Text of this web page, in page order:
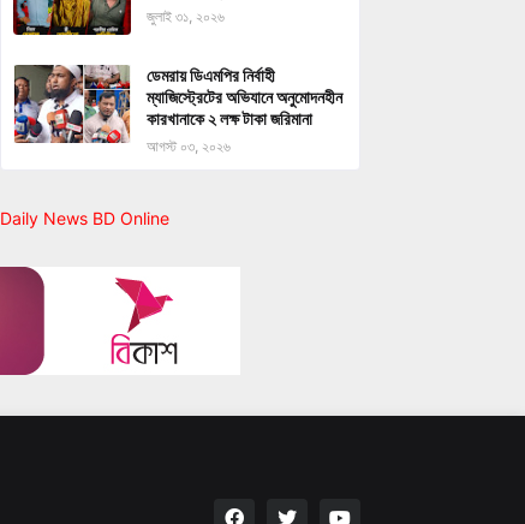
জুলাই ৩১, ২০২৬
ডেমরায় ডিএমপির নির্বাহী
ম্যাজিস্ট্রেটের অভিযানে অনুমোদনহীন
কারখানাকে ২ লক্ষ টাকা জরিমানা
আগস্ট ০৩, ২০২৬
Daily News BD Online